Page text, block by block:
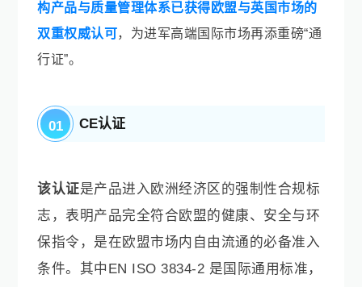
构产品与质量管理体系已获得欧盟与英国市场的
双重权威认可， 为进军高端国际市场再添重磅“通
行证”。
01 CE认证
该认证是产品进入欧洲经济区 的强制性合规标
志，表明产品完全符合欧盟的健康、安全与环
保指令，是在欧盟市场内自由流通的必备准入
条件。其中 EN ISO 3834-2 是国际通用标准 ，